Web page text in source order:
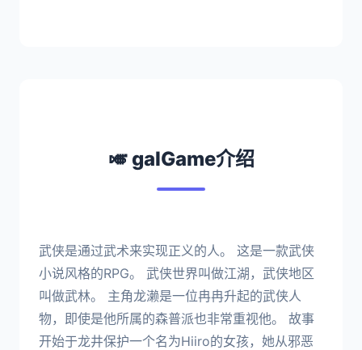
🎺 galGame介绍
武侠是通过武术来实现正义的人。 这是一款武侠
小说风格的RPG。 武侠世界叫做江湖，武侠地区
叫做武林。 主角龙濑是一位冉冉升起的武侠人
物，即使是他所属的森普派也非常重视他。 故事
开始于龙井保护一个名为Hiiro的女孩，她从邪恶